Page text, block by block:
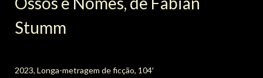
Stumm
2023, Longa-metragem de ficção, 104′